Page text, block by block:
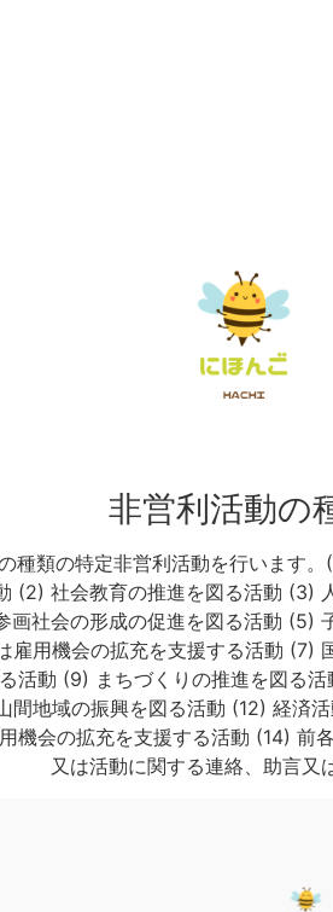
非営利活動の
種類の特定非営利活動を行います
(2) 社会教育の推進を図る活動 (3)
画社会の形成の促進を図る活動 (5)
雇用機会の拡充を支援する活動 (7)
活動 (9) まちづくりの推進を図る
間地域の振興を図る活動 (12) 経済
機会の拡充を支援する活動 (14) 前
又は活動に関する連絡、助言又